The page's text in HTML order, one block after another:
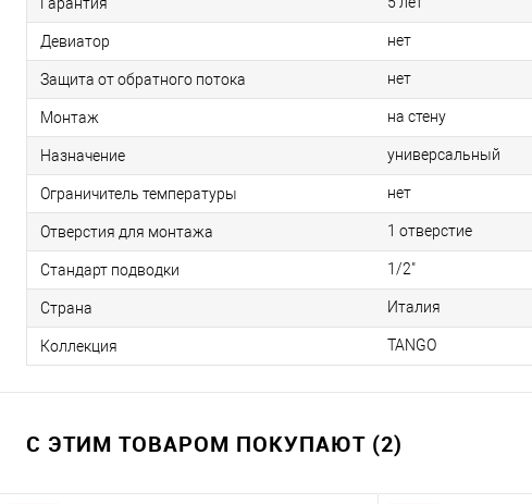
Девиатор нет
Защита от обратного потока нет
Монтаж на стену
Назначение универсальный
Ограничитель температуры нет
Отверстия для монтажа 1 отверстие
Стандарт подводки 1/2"
Страна Италия
Коллекция TANGO
С ЭТИМ ТОВАРОМ ПОКУПАЮТ (2)